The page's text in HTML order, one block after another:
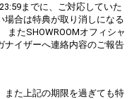
までに、ご対応していた
場合は特典が取り消しになる
またSHOWROOMオフィシャ
ナイザーへ連絡内容のご報告
また上記の期限を過ぎても特